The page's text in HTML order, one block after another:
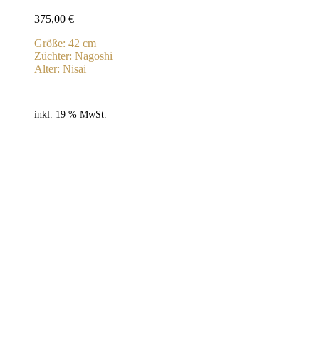
375,00 €
Größe: 42 cm
Züchter: Nagoshi
Alter: Nisai
inkl. 19 % MwSt.